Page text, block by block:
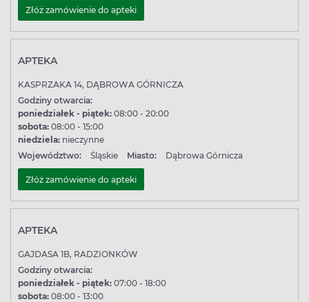
Złóż zamówienie do apteki
APTEKA
KASPRZAKA 14, DĄBROWA GÓRNICZA
Godziny otwarcia:
poniedziałek - piątek: 08:00 - 20:00
sobota: 08:00 - 15:00
niedziela: nieczynne
Województwo:
Śląskie Miasto: Dąbrowa Górnicza
Złóż zamówienie do apteki
APTEKA
GAJDASA 1B, RADZIONKÓW
Godziny otwarcia:
poniedziałek - piątek: 07:00 - 18:00
sobota: 08:00 - 13:00